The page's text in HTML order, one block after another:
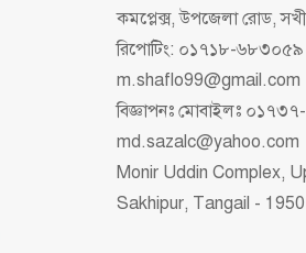
কমপ্লেক্স, উপজেলা রোড,
রিপোটিং: ০১৭১৮-৬৮৩০৫৯
m.shaflo99@gmail.com
বিজ্ঞাপনঃ মোবাইলঃ
md.sazalc@yahoo.com
Monir Uddin Complex,
Sakhipur, Tangail - 1950